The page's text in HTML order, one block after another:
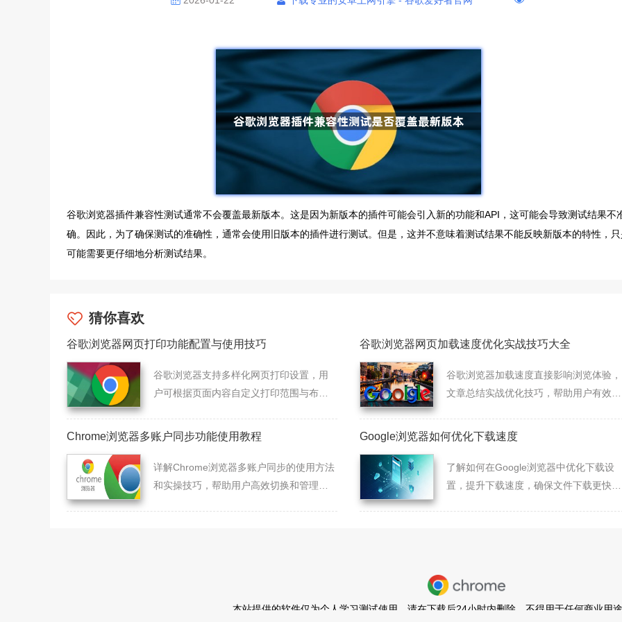
谷歌浏览器插件兼容性测试通常不会覆盖最新版本。这是因为新版本的插件可能会引入新的功能和API，这可能会导致测试结果不
确。因此，为了确保测试的准确性，通常会使用旧版本的插件进行测试。但是，这并不意味着测试结果不能反映新版本的特性，只
可能需要更仔细地分析测试结果。
猜你喜欢
谷歌浏览器网页打印功能配置与使用技巧
谷歌浏览器支持多样化网页打印设置，用
户可根据页面内容自定义打印范围与布
谷歌浏览器网页加载速度优化实战技巧大全
谷歌浏览器加载速度直接影响浏览体验，
文章总结实战优化技巧，帮助用户有效提
Chrome浏览器多账户同步功能使用教程
详解Chrome浏览器多账户同步的使用方法
和实操技巧，帮助用户高效切换和管理多
Google浏览器如何优化下载速度
了解如何在Google浏览器中优化下载设
置，提升下载速度，确保文件下载更快速
本站提供的软件仅为个人学习测试使用，请在下载后24小时内删除，不得用于任何商业用途